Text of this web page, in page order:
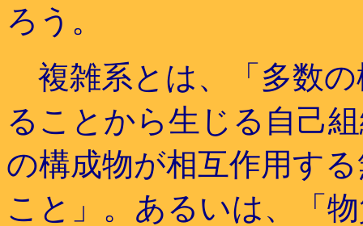
ろう。
複雑系とは、「多数の
ることから生じる自己
の構成物が相互作用す
こと」。あるいは、「